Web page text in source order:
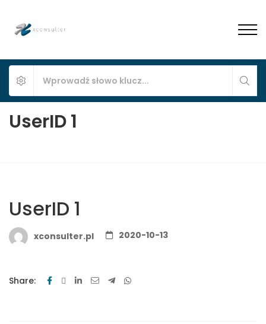
UserID 1
UserID 1
xconsulter.pl 2020-10-13
Share: